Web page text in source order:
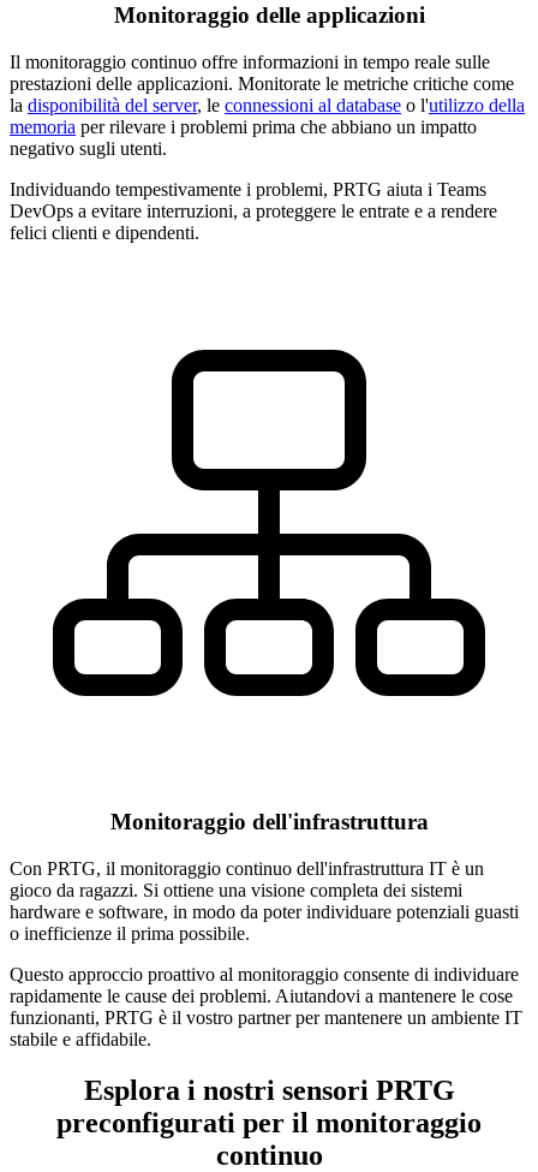
Monitoraggio delle applicazioni
Il monitoraggio continuo offre informazioni in tempo reale sulle
prestazioni delle applicazioni. Monitorate le metriche critiche come
la disponibilità del server, le connessioni al database o l'utilizzo della
memoria per rilevare i problemi prima che abbiano un impatto
negativo sugli utenti.
Individuando tempestivamente i problemi, PRTG aiuta i Teams
DevOps a evitare interruzioni, a proteggere le entrate e a rendere
felici clienti e dipendenti.
Monitoraggio dell'infrastruttura
Con PRTG, il monitoraggio continuo dell'infrastruttura IT è un
gioco da ragazzi. Si ottiene una visione completa dei sistemi
hardware e software, in modo da poter individuare potenziali guasti
o inefficienze il prima possibile.
Questo approccio proattivo al monitoraggio consente di individuare
rapidamente le cause dei problemi. Aiutandovi a mantenere le cose
funzionanti, PRTG è il vostro partner per mantenere un ambiente IT
stabile e affidabile.
Esplora i nostri sensori PRTG
preconfigurati per il monitoraggio
continuo